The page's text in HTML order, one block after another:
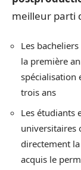
meilleur parti
Les
la première
spécialisation
trois ans
Les étudiants
universitaires
directement
acquis le